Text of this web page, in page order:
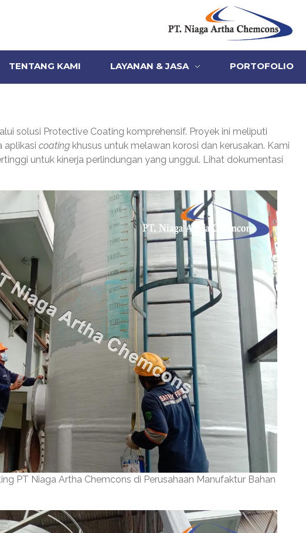
PT Niaga Artha Chemcons
TENTANG KAMI LAYANAN & JASA PORTOFOLIO
solusi Protective Coating komprehensif. Proyek ini meliputi
aplikasi coating khusus untuk melawan korosi dan kerusakan. Kami
untuk kinerja perlindungan yang unggul. Lihat dokumentasi
PT Niaga Artha Chemcons di Perusahaan Manufaktur Bahan